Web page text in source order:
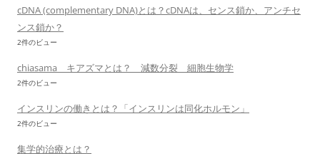
cDNA (complementary DNA)とは？cDNAは、センス鎖か、アンチセ
ンス鎖か？
2件のビュー
chiasama キアズマとは？ 減数分裂 細胞生物学
2件のビュー
インスリンの働きとは？「インスリンは同化ホルモン」
2件のビュー
集学的治療とは？